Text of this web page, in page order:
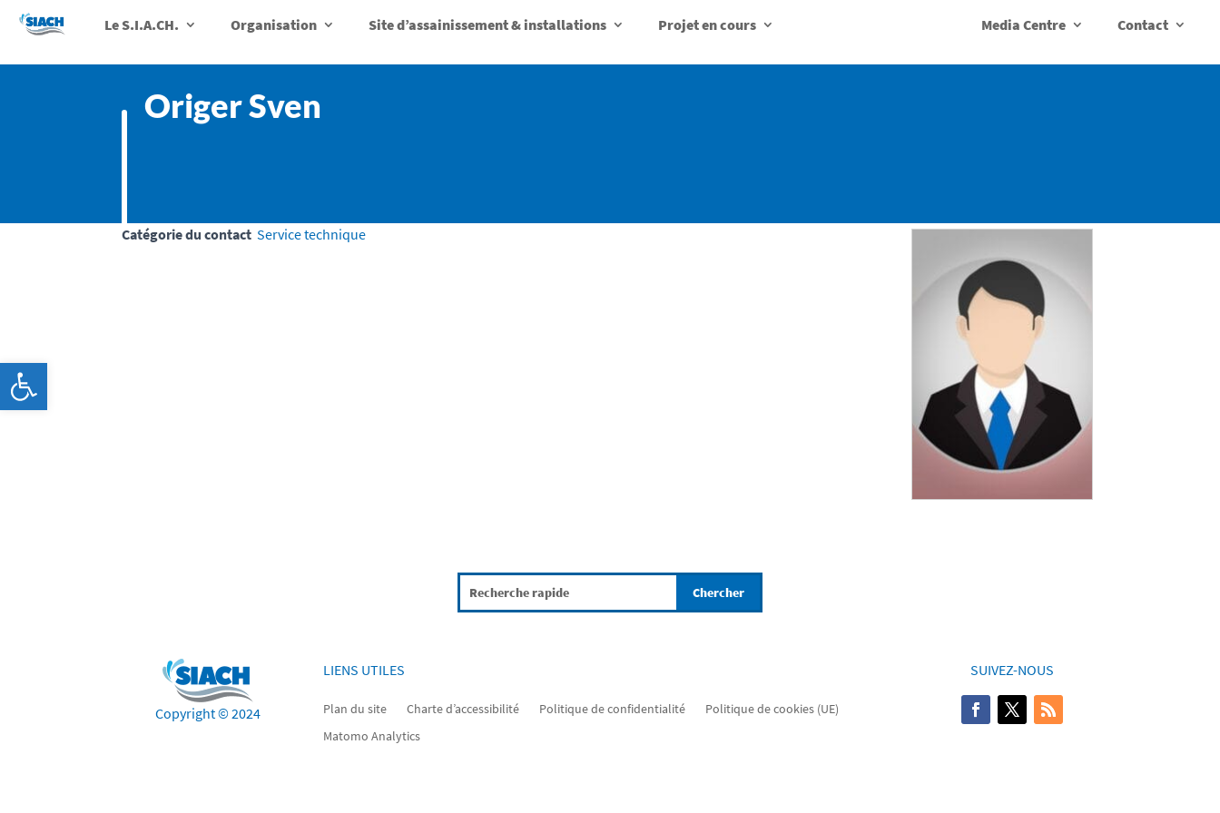
Le S.I.A.CH. Organisation Site d’assainissement & installations Projet en cours Media Centre Contact
Origer Sven
Catégorie du contact Service technique
Copyright © 2024
LIENS UTILES
Plan du site Charte d’accessibilité Politique de confidentialité
Politique de cookies (UE)
Matomo Analytics
SUIVEZ-NOUS
Ouvrir la barre d’outils